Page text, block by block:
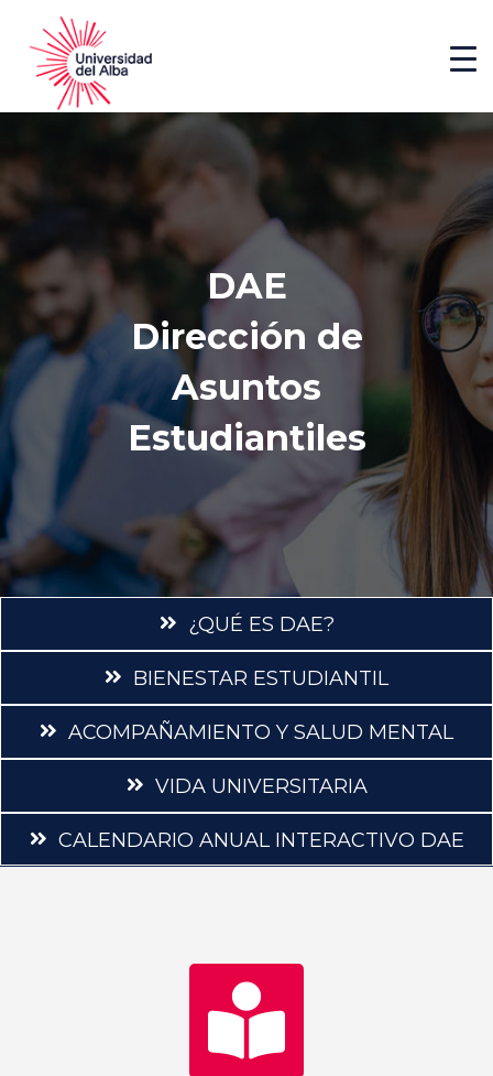
DAE
Dirección de
Asuntos
Estudiantiles
¿QUÉ ES DAE?
BIENESTAR ESTUDIANTIL
ACOMPAÑAMIENTO Y SALUD MENTAL
VIDA UNIVERSITARIA
CALENDARIO ANUAL INTERACTIVO DAE